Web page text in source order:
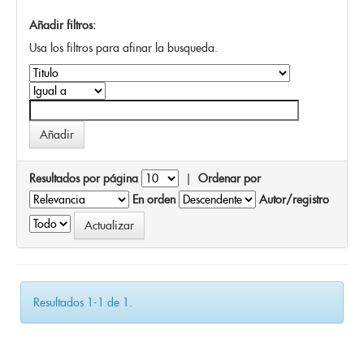
Añadir filtros:
Usa los filtros para afinar la busqueda.
Resultados por página | Ordenar por
En orden
Autor/registro
Resultados 1-1 de 1.